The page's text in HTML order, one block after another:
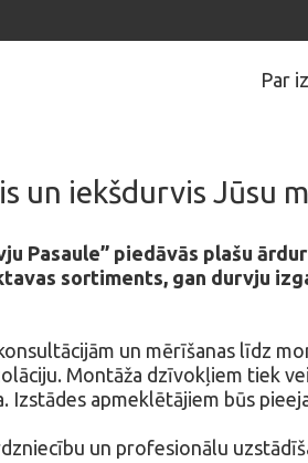
Par
un iekšdurvis Jūsu
Pasaule” piedāvās plašu
sortiments, gan durvju
un mērīšanas līdz
Montāža dzīvokļiem tiek
Izstādes apmeklētājiem būs
un profesionālu